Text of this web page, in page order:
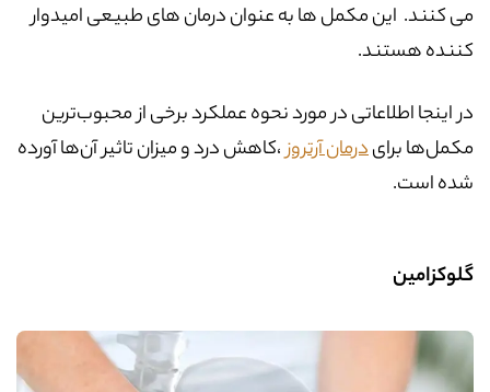
می کنند. این مکمل ها به عنوان درمان های طبیعی امیدوار
کننده هستند.
در اینجا اطلاعاتی در مورد نحوه عملکرد برخی از محبوب‌ترین
مکمل‌ها برایدرمان آرتروز،کاهش درد و میزان تاثیر آن‌ها آورده
شده است.
گلوکزامین